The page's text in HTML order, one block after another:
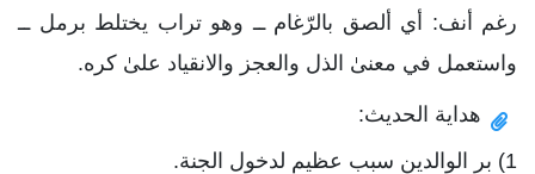
رغم أنف: أي ألصق بالرّغام ــ وهو تراب يختلط برمل ــ
واستعمل في معنىٰ الذل والعجز والانقياد علىٰ كره.
هداية الحديث:
1) بر الوالدين سبب عظيم لدخول الجنة.